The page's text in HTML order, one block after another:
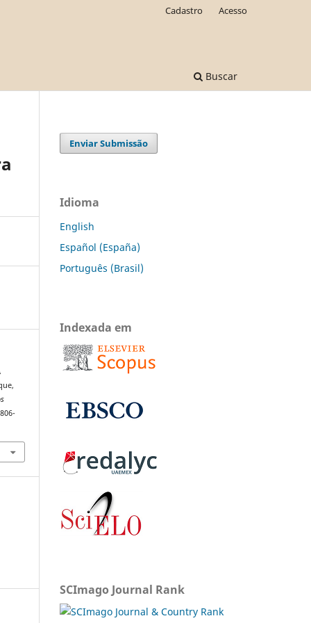
Buscar
Cadastro Acesso
Enviar Submissão
Idioma
English
Español (España)
Português (Brasil)
Indexada em
SCImago Journal Rank